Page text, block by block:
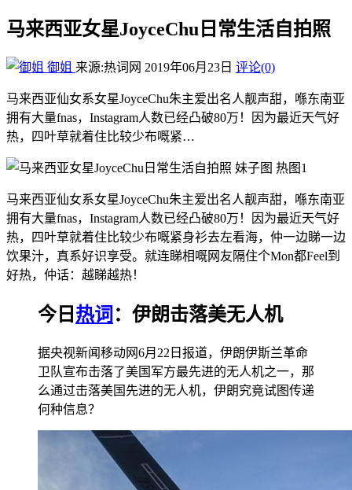
马来西亚女星JoyceChu日常生活自拍照
御姐 来源:热词网 2019年06月23日 评论(0)
马来西亚仙女系女星JoyceChu朱主爱出名人靓声甜，喺东南亚
拥有大量fnas，Instagram人数已经凸破80万！因为最近天气好
热，四叶草就着住比较少布嘅紧…
马来西亚仙女系女星JoyceChu朱主爱出名人靓声甜，喺东南亚
拥有大量fnas，Instagram人数已经凸破80万！因为最近天气好
热，四叶草就着住比较少布嘅紧身衫去左看海，仲一边睇一边
饮果汁，真系好识享受。就连睇相嘅网友隔住个Mon都Feel到
好热，仲话：越睇越热！
今日 热词 ：伊朗击落美无人机
据央视新闻移动网6月22日报道，伊朗伊斯兰革命
卫队宣布击落了美国军方最先进的无人机之一，那
么通过击落美国先进的无人机，伊朗究竟试图传递
何种信息？